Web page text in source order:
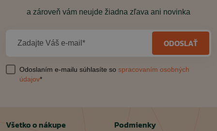
a zároveň vám neujde žiadna zľava ani novinka
Zadajte Váš e-mail* ODOSLAŤ
Odoslaním e-mailu súhlasíte so spracovaním osobných
údajov*
Všetko o nákupe Podmienky